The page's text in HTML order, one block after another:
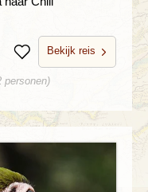
BewarenBekijk reis
personen)